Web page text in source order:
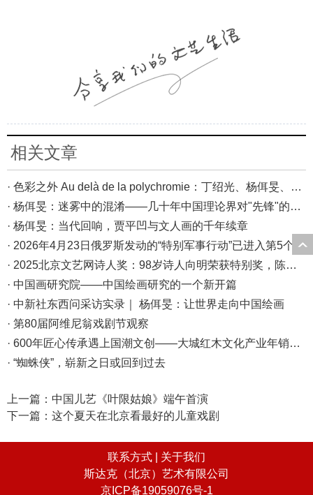
相关文章
· 色彩之外 Au delà de la polychromie：丁绍光、杨佴旻、Alain Cardenas·Castro巴黎展
· 杨佴旻：迷雾中的混淆——几十年中国理论界对"先锋"的误读，对创作的误导
· 杨佴旻：当代回响，贾平凹与文人画的千年续章
· 2026年4月23日俄罗斯发动的“特别军事行动”已进入第5个年头，俄乌局势最新综述
· 2025北京文艺网诗人奖：98岁诗人向明荣获特别奖，陈东东荣获诗人奖，茱萸荣获年度诗人奖！
· 中国画研究院——中国绘画研究的一个新开篇
· 中新社东西问采访实录｜ 杨佴旻：让世界走向中国绘画
· 第80届阿维尼翁戏剧节观察
· 600年匠心传承遇上国潮文创——大城红木文化产业年销80亿的“火”与“活”
· “蜘蛛侠”，崭新之日或回到过去
上一篇： 中国儿艺《叶限姑娘》端午首演
下一篇： 这个夏天在北京看最好的儿童戏剧
联系方式 | 关于我们
斯达克（北京）艺术有限公司
京ICP备19059076号-1